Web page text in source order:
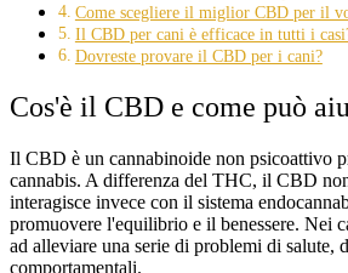
Come scegliere il miglior CBD per il
Il CBD per cani è efficace in tutti i
Dovreste provare il CBD per i cani?
Cos'è il CBD e come può
Il CBD è un cannabinoide non psicoattivo
cannabis. A differenza del THC, il CBD
interagisce invece con il sistema
promuovere l'equilibrio e il benessere. Nei
ad alleviare una serie di problemi di salute,
comportamentali.